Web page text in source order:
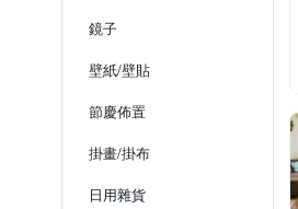
鏡子
壁紙/壁貼
節慶佈置
掛畫/掛布
日用雜貨